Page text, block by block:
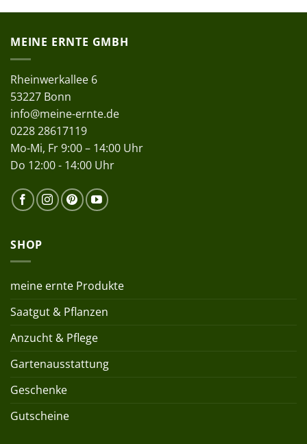
MEINE ERNTE GMBH
Rheinwerkallee 6
53227 Bonn
info@meine-ernte.de
0228 28617119
Mo-Mi, Fr 9:00 – 14:00 Uhr
Do 12:00 - 14:00 Uhr
SHOP
meine ernte Produkte
Saatgut & Pflanzen
Anzucht & Pflege
Gartenausstattung
Geschenke
Gutscheine